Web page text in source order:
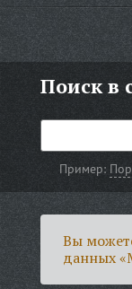
Поиск в
Пример:
Вы
данных